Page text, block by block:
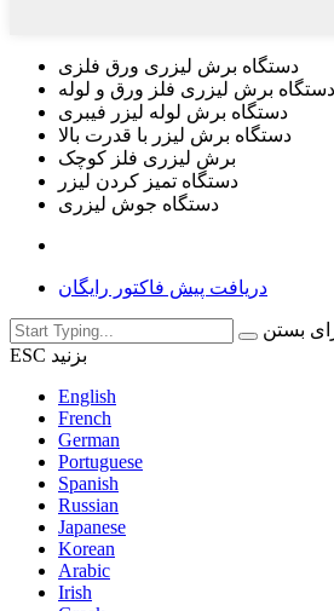
دستگاه برش لیزری ورق فلزی
دستگاه برش لیزری فلز ورق و لوله
دستگاه برش لوله لیزر فیبری
دستگاه برش لیزر با قدرت بالا
برش لیزری فلز کوچک
دستگاه تمیز کردن لیزر
دستگاه جوش لیزری
دریافت پیش فاکتور رایگان
بستن
ESC بزنید
English
French
German
Portuguese
Spanish
Russian
Japanese
Korean
Arabic
Irish